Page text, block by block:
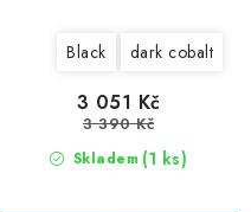
Black dark cobalt
Skladem (1 ks)
3 051 Kč
3 390 Kč